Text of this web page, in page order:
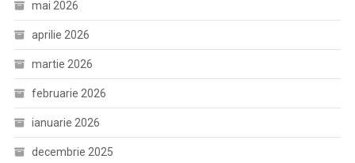
mai 2026
aprilie 2026
martie 2026
februarie 2026
ianuarie 2026
decembrie 2025